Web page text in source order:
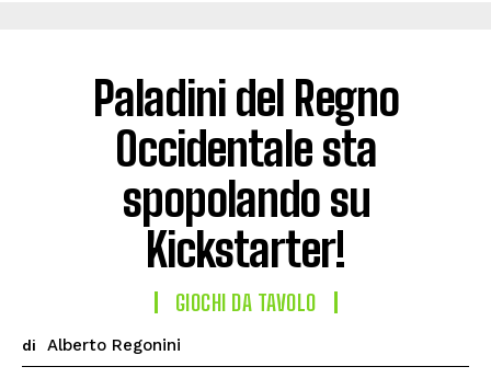
Paladini del Regno
Occidentale sta
spopolando su
Kickstarter!
GIOCHI DA TAVOLO
di Alberto Regonini